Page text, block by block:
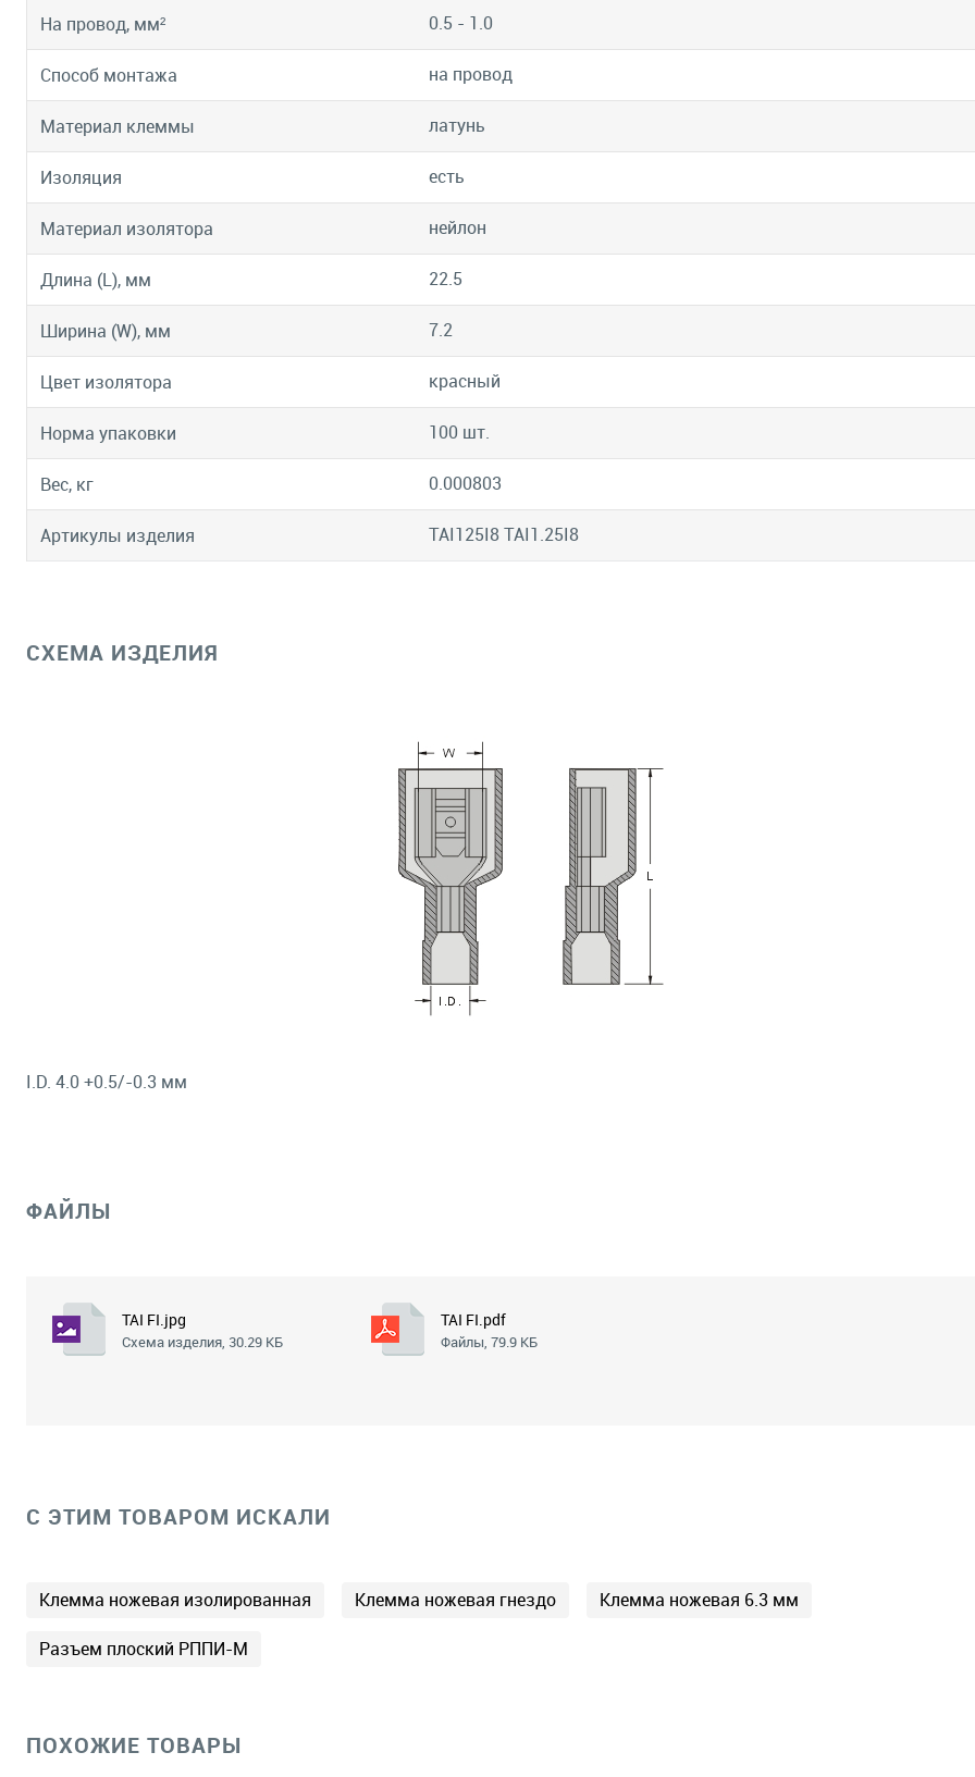
На провод, мм² 0.5 - 1.0
Способ монтажа на провод
Материал клеммы латунь
Изоляция есть
Материал изолятора нейлон
Длина (L), мм 22.5
Ширина (W), мм 7.2
Цвет изолятора красный
Норма упаковки 100 шт.
Вес, кг 0.000803
Артикулы изделия TAI125I8 TAI1.25I8
СХЕМА ИЗДЕЛИЯ
I.D. 4.0 +0.5/-0.3 мм
ФАЙЛЫ
TAI FI.jpg
Схема изделия, 30.29 КБ
TAI FI.pdf
Файлы, 79.9 КБ
C ЭТИМ ТОВАРОМ ИСКАЛИ
Клемма ножевая изолированная Клемма ножевая гнездо Клемма ножевая 6.3 мм
Разъем плоский РППИ-М
ПОХОЖИЕ ТОВАРЫ